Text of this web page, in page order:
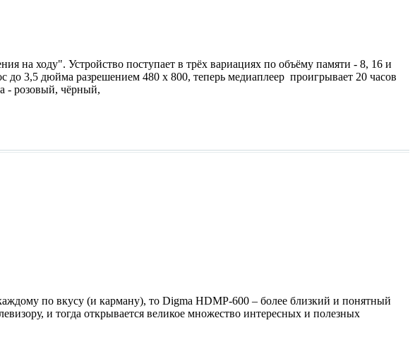
на ходу". Устройство поступает в трёх вариациях по объёму памяти - 8, 16 и
3,5 дюйма разрешением 480 х 800, теперь медиаплеер проигрывает 20 часов
- розовый, чёрный,
по вкусу (и карману), то Digma HDMP-600 – более близкий и понятный
и тогда открывается великое множество интересных и полезных